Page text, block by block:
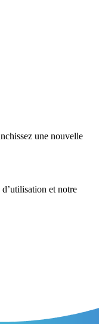
une nouvelle
et notre